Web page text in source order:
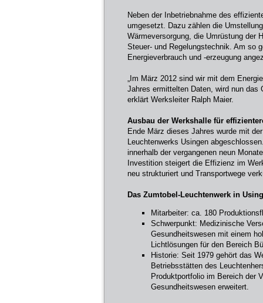
Neben der Inbetriebnahme des
umgesetzt. Dazu zählen die
Wärmeversorgung, die Umrüstung der
Steuer- und Regelungstechnik. Am so
Energieverbrauch und -erzeugung
„Im März 2012 sind wir mit dem
Jahres ermittelten Daten, wird nun das
erklärt Werksleiter Ralph Maier.
Ausbau der Werkshalle für
Ende März dieses Jahres wurde mit
Leuchtenwerks Usingen
innerhalb der vergangenen neun
Investition steigert die Effizienz im
neu strukturiert und Transportwege
Das Zumtobel-Leuchtenwerk in
Mitarbeiter: ca. 180
Schwerpunkt: Medizinische
Gesundheitswesen mit einem
Lichtlösungen für den Bereich
Historie: Seit 1979 gehört das
Betriebsstätten des
Produktportfolio im Bereich der
Gesundheitswesen erweitert.